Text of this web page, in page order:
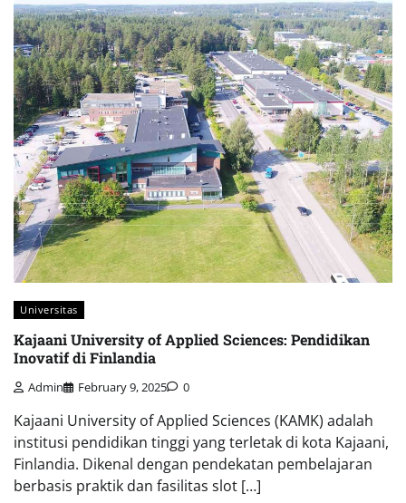
Universitas
Kajaani University of Applied Sciences: Pendidikan
Inovatif di Finlandia
Admin February 9, 2025 0
Kajaani University of Applied Sciences (KAMK) adalah
institusi pendidikan tinggi yang terletak di kota Kajaani,
Finlandia. Dikenal dengan pendekatan pembelajaran
berbasis praktik dan fasilitas slot […]